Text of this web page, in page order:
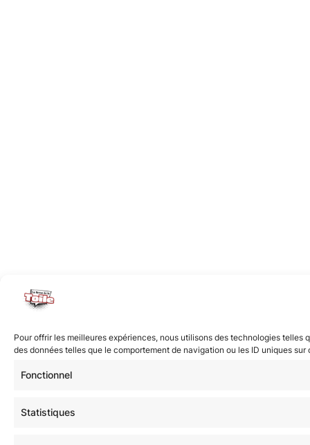
Pour offrir les meilleures expériences, nous utilisons des technologies
des données telles que le comportement de navigation ou les ID uniques
Fonctionnel
Statistiques